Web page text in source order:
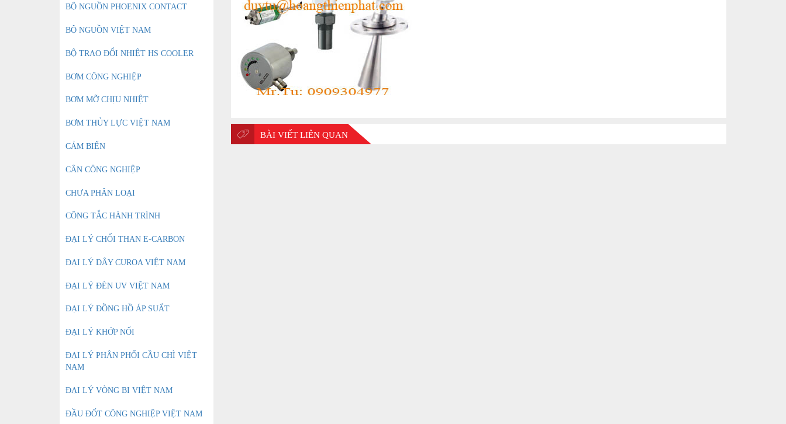
BÀI VIẾT LIÊN QUAN
BỘ NGUỒN PHOENIX CONTACT
BỘ NGUỒN VIỆT NAM
BỘ TRAO ĐỔI NHIỆT HS COOLER
BƠM CÔNG NGHIỆP
BƠM MỠ CHỊU NHIỆT
BƠM THỦY LỰC VIỆT NAM
CẢM BIẾN
CÂN CÔNG NGHIỆP
CHƯA PHÂN LOẠI
CÔNG TẮC HÀNH TRÌNH
ĐẠI LÝ CHỔI THAN E-CARBON
ĐẠI LÝ DÂY CUROA VIỆT NAM
ĐẠI LÝ ĐÈN UV VIỆT NAM
ĐẠI LÝ ĐỒNG HỒ ÁP SUẤT
ĐẠI LÝ KHỚP NỐI
ĐẠI LÝ PHÂN PHỐI CẦU CHÌ VIỆT
NAM
ĐẠI LÝ VÒNG BI VIỆT NAM
ĐẦU ĐỐT CÔNG NGHIỆP VIỆT NAM